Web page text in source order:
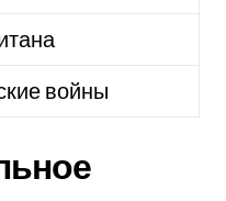
войны